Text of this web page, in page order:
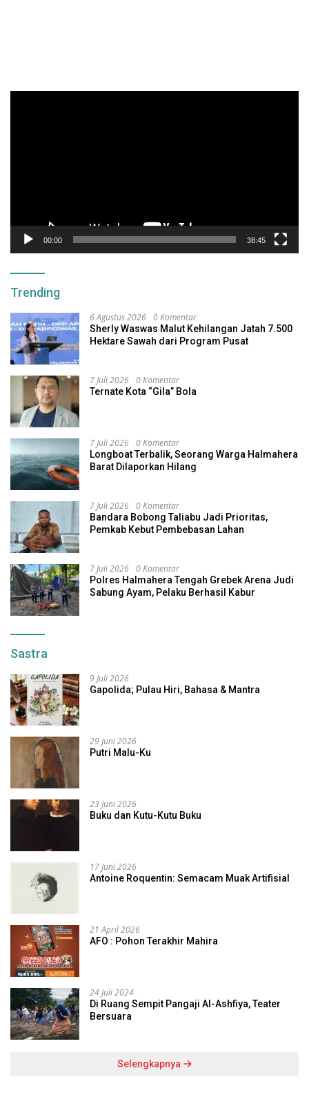
00:00 38:45
Trending
6 Agustus 2026 0 Komentar
Sherly Waswas Malut Kehilangan Jatah 7.500
Hektare Sawah dari Program Pusat
7 Juli 2026 0 Komentar
Ternate Kota “Gila” Bola
7 Juli 2026 0 Komentar
Longboat Terbalik, Seorang Warga Halmahera
Barat Dilaporkan Hilang
7 Juli 2026 0 Komentar
Bandara Bobong Taliabu Jadi Prioritas,
Pemkab Kebut Pembebasan Lahan
7 Juli 2026 0 Komentar
Polres Halmahera Tengah Grebek Arena Judi
Sabung Ayam, Pelaku Berhasil Kabur
Sastra
9 Juli 2026
Gapolida; Pulau Hiri, Bahasa & Mantra
29 Juni 2026
Putri Malu-Ku
23 Juni 2026
Buku dan Kutu-Kutu Buku
17 Juni 2026
Antoine Roquentin: Semacam Muak Artifisial
21 April 2026
AFO : Pohon Terakhir Mahira
24 Juli 2024
Di Ruang Sempit Pangaji Al-Ashfiya, Teater
Bersuara
Selengkapnya